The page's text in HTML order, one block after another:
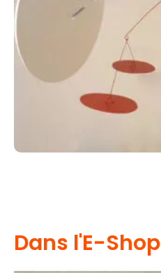
Dans l'E-Shop